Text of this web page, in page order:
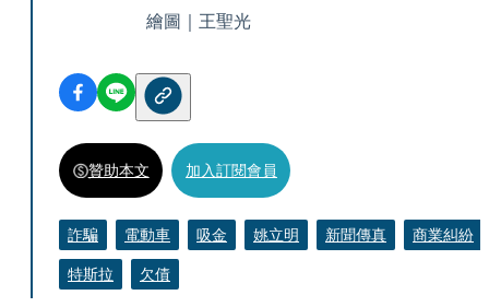
繪圖｜王聖光
贊助本文 加入訂閱會員
詐騙 電動車 吸金 姚立明 新聞傳真
商業糾紛
特斯拉
欠債